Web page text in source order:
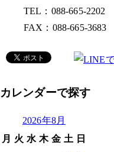
TEL：088-665-2202
FAX：088-665-3683
カレンダーで探す
2026年8月
月 火 水 木 金 土 日